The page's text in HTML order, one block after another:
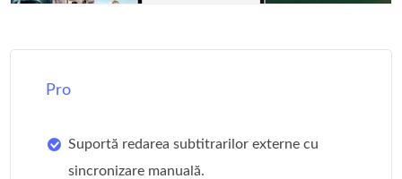
Pro
Suportă redarea subtitrarilor externe cu
sincronizare manuală.